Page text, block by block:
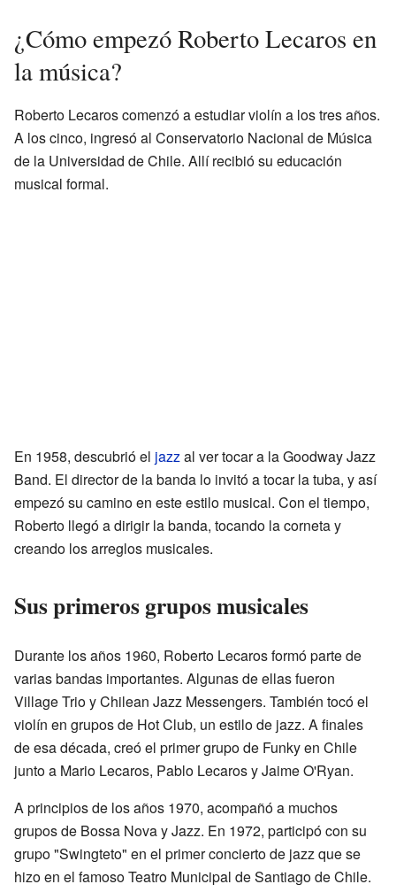
¿Cómo empezó Roberto Lecaros en
la música?
Roberto Lecaros comenzó a estudiar violín a los tres años.
A los cinco, ingresó al Conservatorio Nacional de Música
de la Universidad de Chile. Allí recibió su educación
musical formal.
En 1958, descubrió el jazzal ver tocar a la Goodway Jazz
Band. El director de la banda lo invitó a tocar la tuba, y así
empezó su camino en este estilo musical. Con el tiempo,
Roberto llegó a dirigir la banda, tocando la corneta y
creando los arreglos musicales.
Sus primeros grupos musicales
Durante los años 1960, Roberto Lecaros formó parte de
varias bandas importantes. Algunas de ellas fueron
Village Trio y Chilean Jazz Messengers. También tocó el
violín en grupos de Hot Club, un estilo de jazz. A finales
de esa década, creó el primer grupo de Funky en Chile
junto a Mario Lecaros, Pablo Lecaros y Jaime O'Ryan.
A principios de los años 1970, acompañó a muchos
grupos de Bossa Nova y Jazz. En 1972, participó con su
grupo "Swingteto" en el primer concierto de jazz que se
hizo en el famoso Teatro Municipal de Santiago de Chile.